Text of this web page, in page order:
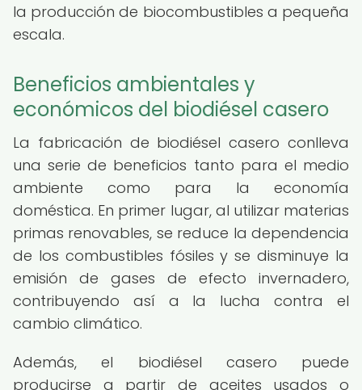
la producción de biocombustibles a pequeña
escala.
Beneficios ambientales y
económicos del biodiésel casero
La fabricación de biodiésel casero conlleva
una serie de beneficios tanto para el medio
ambiente como para la economía
doméstica. En primer lugar, al utilizar materias
primas renovables, se reduce la dependencia
de los combustibles fósiles y se disminuye la
emisión de gases de efecto invernadero,
contribuyendo así a la lucha contra el
cambio climático.
Además, el biodiésel casero puede
producirse a partir de aceites usados o